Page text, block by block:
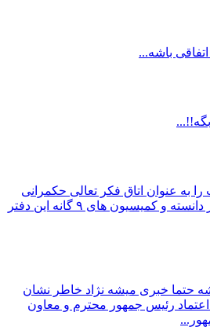
باشه...
به عنوان اتاق فکر تعالی حکمرانی
ساختار اجرایی کشور دانسته و کمیسیون های ۹ گانه این دفتر
حتما خبری میشه نژاد خاطر نشان
رئیس جمهور محترم و معاون